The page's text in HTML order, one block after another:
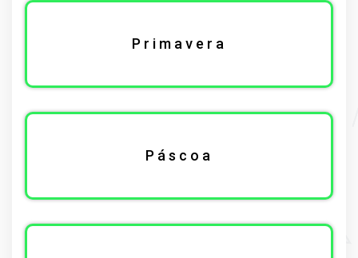
Primavera
Páscoa